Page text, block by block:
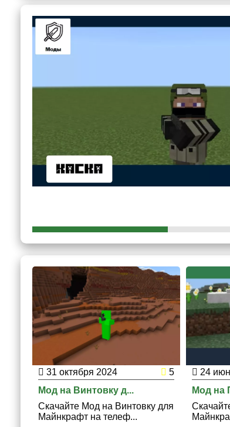
31 октября 2024
5
Мод на Винтовку д...
Скачайте Мод на Винтовку для
Майнкрафт на телеф...
24
Мод на